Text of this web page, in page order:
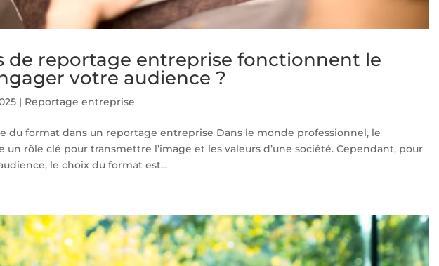
de reportage entreprise fonctionnent le
votre audience ?
| Reportage entreprise
du format dans un reportage entreprise Dans le monde professionnel, le
rôle clé pour transmettre l’image et les valeurs d’une société. Cependant, pour
le choix du format est...